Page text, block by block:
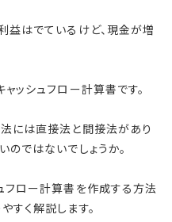
益はでているけど、現金が増
ッシュフロー計算書です。
には直接法と間接法があり
のではないでしょうか。
フロー計算書を作成する方法
すく解説します。